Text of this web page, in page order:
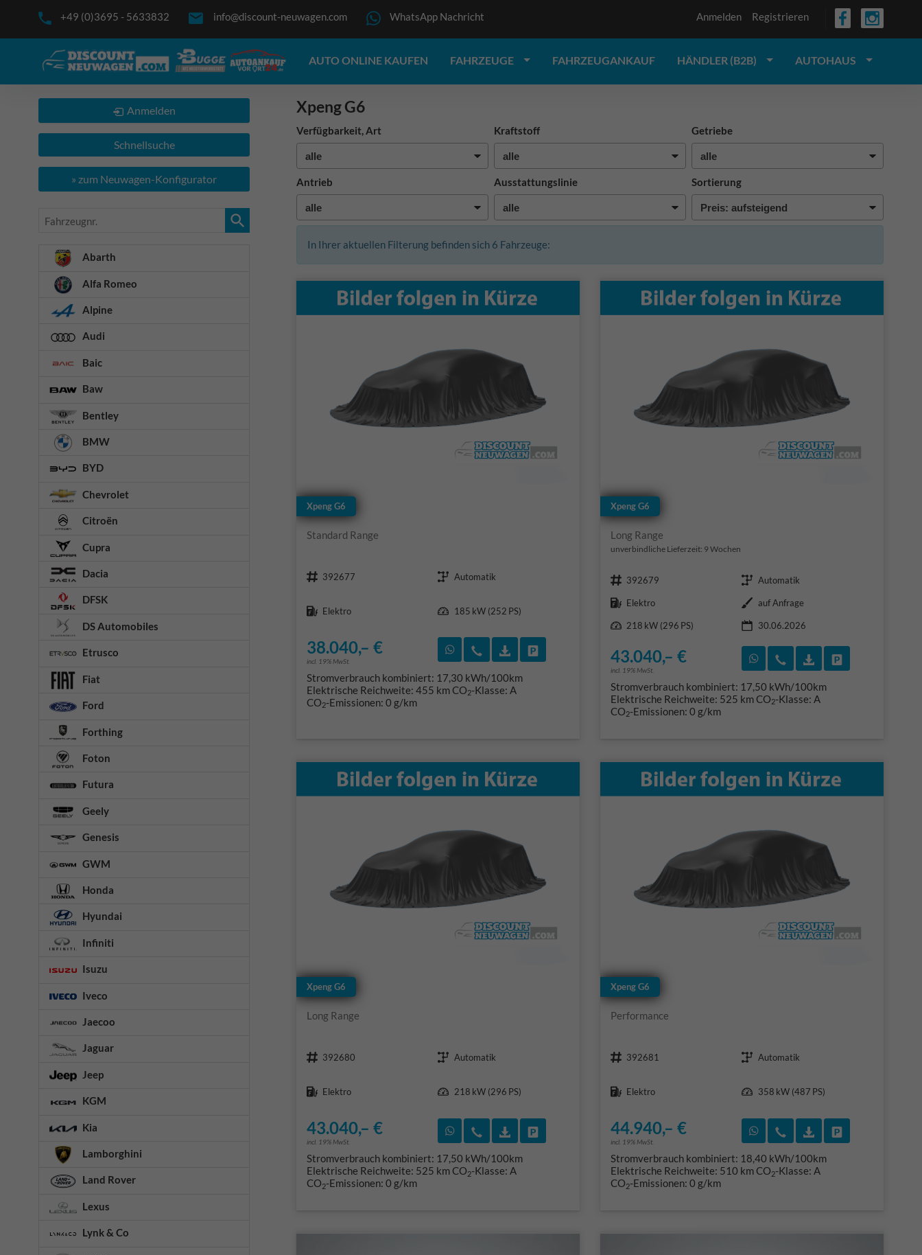
+49 (0)3695 - 5633832 info@discount-neuwagen.com WhatsApp Nachricht Anmelden Registrieren
AUTO ONLINE KAUFEN FAHRZEUGE FAHRZEUGANKAUF HÄNDLER (B2B) AUTOHAUS
Xpeng G6
Verfügbarkeit, Art Kraftstoff Getriebe
Antrieb Ausstattungslinie Sortierung
In Ihrer aktuellen Filterung befinden sich 6 Fahrzeuge:
Xpeng G6
Standard Range
392677
Automatik
Elektro
185 kW (252 PS)
38.040,– €
incl. 19% MwSt.
Rückruf vereinbaren
Wir rufen Sie an
Fahrzeugexposé (PDF)
Fahrzeug parken
Stromverbrauch kombiniert: 17,30 kWh/100km
Elektrische Reichweite: 455 kmCO2-Klasse: A
CO2-Emissionen: 0 g/km
Xpeng G6
Long Range
unverbindliche Lieferzeit: 9 Wochen
Fahrzeugnr. 392679 Getriebe Automatik
Kraftstoff Elektro Außenfarbe auf Anfrage
Leistung 218 kW (296 PS) 30.06.2026
43.040,– €
incl. 19% MwSt.
Rückruf vereinbaren
Wir rufen Sie an
Fahrzeugexposé
Stromverbrauch kombiniert: 17,50 kWh/100km
Elektrische Reichweite: 525 kmCO2-Klasse: A
CO2-Emissionen: 0 g/km
Xpeng G6
Long Range
392680
Automatik
Elektro
218 kW (296 PS)
43.040,– €
incl. 19% MwSt.
Rückruf vereinbaren
Wir rufen Sie an
Fahrzeugexposé (PDF)
Fahrzeug parken
Stromverbrauch kombiniert: 17,50 kWh/100km
Elektrische Reichweite: 525 kmCO2-Klasse: A
CO2-Emissionen: 0 g/km
Xpeng G6
Performance
392681
Automatik
Elektro
358 kW (487 PS)
44.940,– €
incl. 19% MwSt.
Rückruf vereinbaren
Wir rufen Sie an
Fahrzeugexposé
Stromverbrauch kombiniert: 18,40 kWh/100km
Elektrische Reichweite: 510 kmCO2-Klasse: A
CO2-Emissionen: 0 g/km
Anmelden
Schnellsuche
» zum Neuwagen-Konfigurator
Fahrzeugnr.
Abarth
Alfa Romeo
Alpine
Audi
Baic
Baw
Bentley
BMW
BYD
Chevrolet
Citroën
Cupra
Dacia
DFSK
DS Automobiles
Etrusco
Fiat
Ford
Forthing
Foton
Futura
Geely
Genesis
GWM
Honda
Hyundai
Infiniti
Isuzu
Iveco
Jaecoo
Jaguar
Jeep
KGM
Kia
Lamborghini
Land Rover
Lexus
Lynk & Co